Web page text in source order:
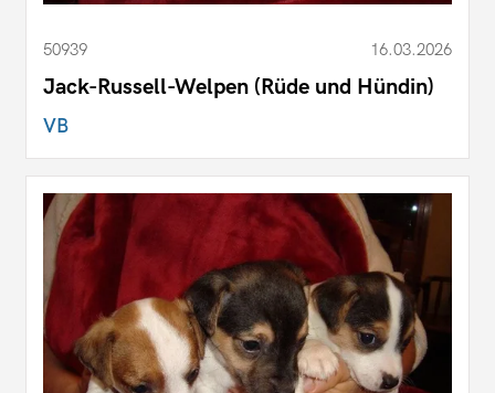
50939 16.03.2026
Jack-Russell-Welpen (Rüde und Hündin)
VB